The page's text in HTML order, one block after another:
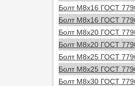
Болт М8х16 ГОСТ
Болт М8х16 ГОСТ
Болт М8х20 ГОСТ
Болт М8х20 ГОСТ
Болт М8х25 ГОСТ
Болт М8х25 ГОСТ
Болт М8х30 ГОСТ